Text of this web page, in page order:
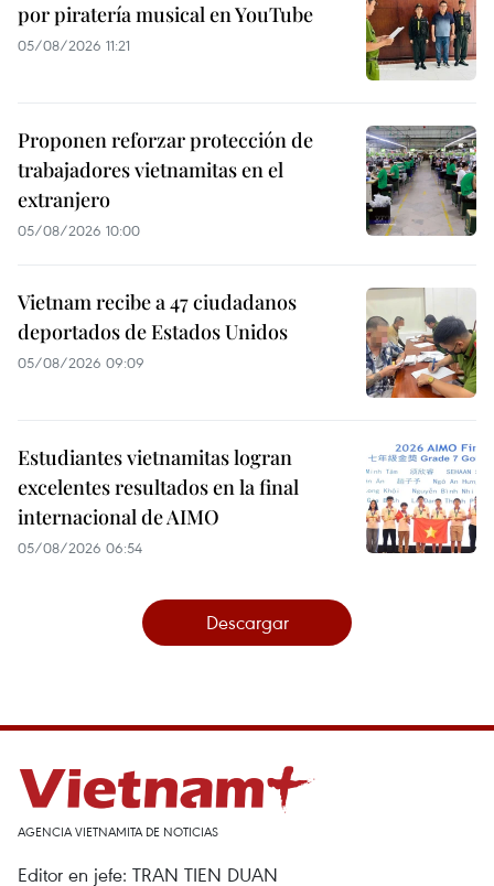
por piratería musical en YouTube
05/08/2026 11:21
Proponen reforzar protección de
trabajadores vietnamitas en el
extranjero
05/08/2026 10:00
Vietnam recibe a 47 ciudadanos
deportados de Estados Unidos
05/08/2026 09:09
Estudiantes vietnamitas logran
excelentes resultados en la final
internacional de AIMO
05/08/2026 06:54
Descargar
AGENCIA VIETNAMITA DE NOTICIAS
Editor en jefe: TRAN TIEN DUAN